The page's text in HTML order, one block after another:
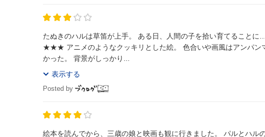
たぬきのハルは草笛が上手。 ある日、人間の子を拾い育てることに…。 や
★★★ アニメのようなクッキリとした絵。 色合いや画風はアンパン
かった。 背景がしっかり...
表示する
Posted by
絵本を読んでから、三歳の娘と映画も観に行きました。 パルとハ